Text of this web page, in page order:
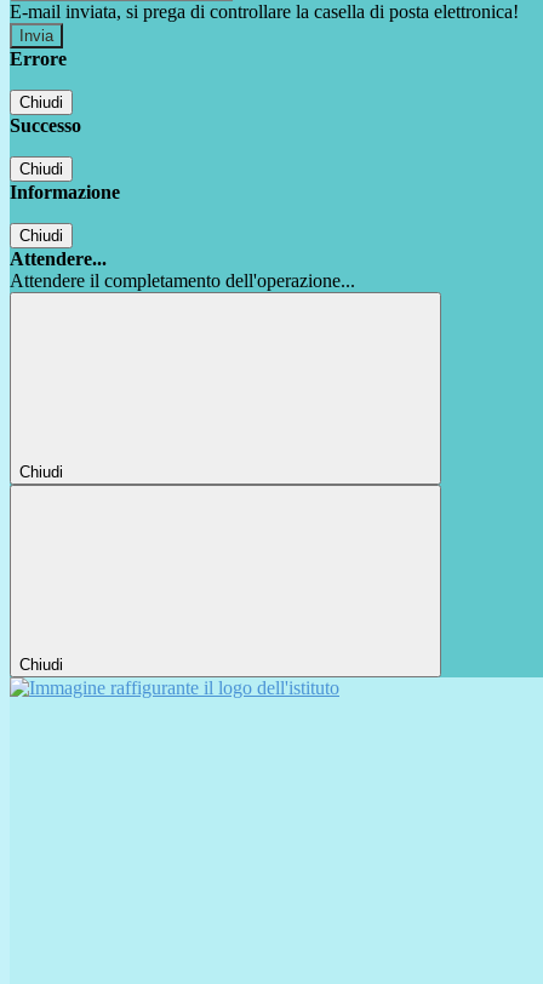
E-mail inviata, si prega di controllare la casella di posta elettronica!
Errore
Chiudi
Successo
Chiudi
Informazione
Chiudi
Attendere...
Attendere il completamento dell'operazione...
Chiudi
Chiudi